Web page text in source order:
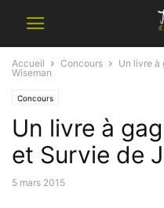
Accueil Concours
Un livre à
Wiseman
Concours
Un livre à
et Survie de
5 mars 2015